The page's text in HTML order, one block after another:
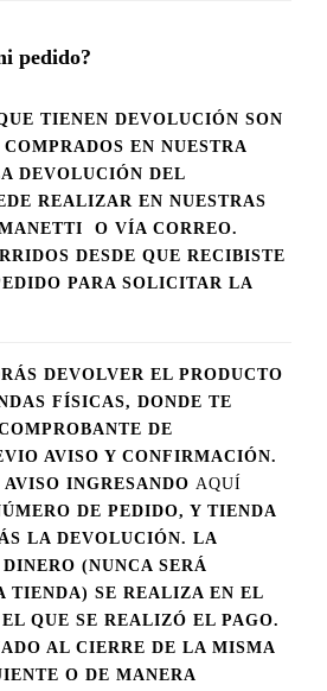
pedido?
TIENEN DEVOLUCIÓN SON
EN NUESTRA
DEVOLUCIÓN DEL
REALIZAR EN NUESTRAS
O VÍA CORREO.
DESDE QUE RECIBISTE
PARA SOLICITAR LA
DEVOLVER EL PRODUCTO
FÍSICAS, DONDE TE
DE
AVISO Y CONFIRMACIÓN.
INGRESANDO AQUÍ
DE PEDIDO, Y TIENDA
LA DEVOLUCIÓN. LA
(NUNCA SERÁ
TIENDA) SE REALIZA EN EL
QUE SE REALIZÓ EL PAGO.
AL CIERRE DE LA MISMA
O DE MANERA